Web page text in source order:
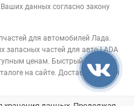
данных согласно закону
для автомобилей Лада.
запасных частей для авто LADA
ценам. Быстрый подбор и
на сайте. Доставка по всей